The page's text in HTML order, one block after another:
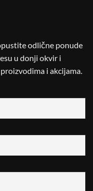
odlične ponude
u donji okvir i
i akcijama.